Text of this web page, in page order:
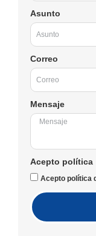
Asunto
Correo
Mensaje
Acepto política
Acepto política